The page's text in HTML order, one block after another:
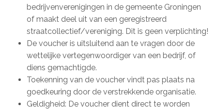
bedrijvenverenigingen in de gemeente Groningen
of maakt deel uit van een geregistreerd
straatcollectief/vereniging. Dit is geen verplichting!
De voucher is uitsluitend aan te vragen door de
wettelijke vertegenwoordiger van een bedrijf, of
diens gemachtigde.
Toekenning van de voucher vindt pas plaats na
goedkeuring door de verstrekkende organisatie.
Geldigheid: De voucher dient direct te worden